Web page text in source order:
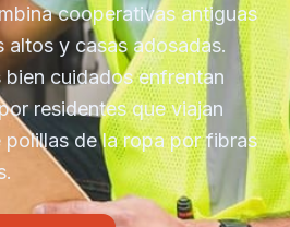
cooperativas antiguas
y casas adosadas.
cuidados enfrentan
residentes que viajan
de la ropa por fibras